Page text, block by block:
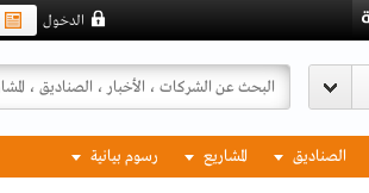
الدخول
الصناديق المشاريع رسوم بيانية